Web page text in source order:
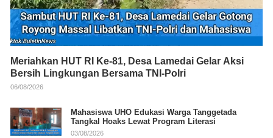
Meriahkan HUT RI Ke-81, Desa Lamedai Gelar Aksi
Bersih Lingkungan Bersama TNI-Polri
06/08/2026
Mahasiswa UHO Edukasi Warga Tanggetada
Tangkal Hoaks Lewat Program Literasi
03/08/2026